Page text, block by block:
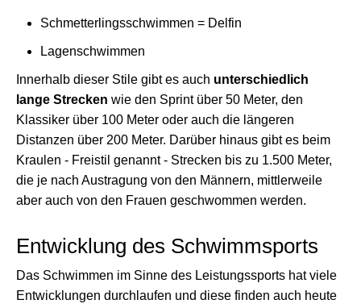
Schmetterlingsschwimmen = Delfin
Lagenschwimmen
Innerhalb dieser Stile gibt es auch unterschiedlich
lange Strecken wie den Sprint über 50 Meter, den
Klassiker über 100 Meter oder auch die längeren
Distanzen über 200 Meter. Darüber hinaus gibt es beim
Kraulen - Freistil genannt - Strecken bis zu 1.500 Meter,
die je nach Austragung von den Männern, mittlerweile
aber auch von den Frauen geschwommen werden.
Entwicklung des Schwimmsports
Das Schwimmen im Sinne des Leistungssports hat viele
Entwicklungen durchlaufen und diese finden auch heute